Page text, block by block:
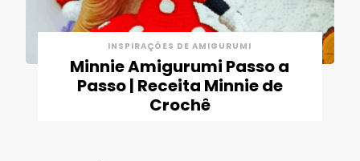
INSPIRAÇÕES DE AMIGURUMI
Minnie Amigurumi Passo a
Passo | Receita Minnie de
Crochê